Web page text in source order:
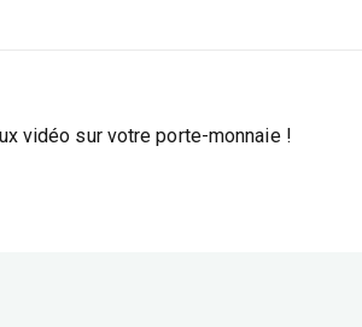
vidéo sur votre porte-monnaie !